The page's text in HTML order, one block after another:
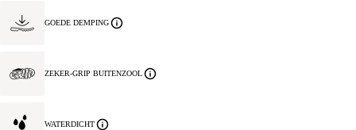
GOEDE DEMPING
ZEKER-GRIP BUITENZOOL
WATERDICHT